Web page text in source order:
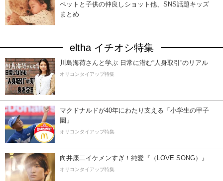
ペットと子供の仲良しショット他、SNS話題キッズ
まとめ
eltha イチオシ特集
川島海荷さんと学ぶ 日常に潜む“人身取引”のリアル
オリコンタイアップ特集
マクドナルドが40年にわたり支える「小学生の甲子
園」
オリコンタイアップ特集
向井康二イケメンすぎ！純愛『（LOVE SONG）』
オリコンタイアップ特集